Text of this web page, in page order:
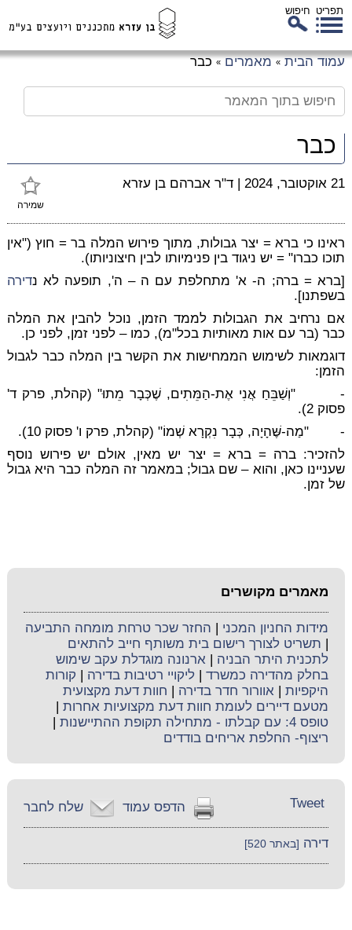
תפריט חיפוש
עמוד הבית » מאמרים » כבר
כבר
שמירה
21 אוקטובר, 2024 | ד"ר אברהם בן עזרא
ראינו כי ברא = יצר גבולות, מתוך פירוש המלה בר = חוץ ("אין
תוכו כברו" = יש ניגוד בין פנימיותו לבין חיצוניותו).
[ברא = ברה; ה- א' מתחלפת עם ה – ה', תופעה לא נדירה
בשפתנו].
אם נרחיב את הגבולות לממד הזמן, נוכל להבין את המלה
כבר (בר עם אות מאותיות בכל"מ), כמו – לפני זמן, לפני כן.
דוגמאות לשימוש הממחישות את הקשר בין המלה כבר לגבול
הזמן:
- "וְשַׁבֵּחַ אֲנִי אֶת-הַמֵּתִים, שֶׁכְּבָר מֵתוּ" (קהלת, פרק ד'
פסוק 2).
- "מַה-שֶּׁהָיָה, כְּבָר נִקְרָא שְׁמוֹ" (קהלת, פרק ו' פסוק 10).
להזכיר: ברה = ברא = יצר יש מאין, אולם יש פירוש נוסף
שעניינו כאן, והוא – שם גבול; במאמר זה המלה כבר היאגבול
של זמן.
מאמרים מקושרים
מידות החניון המכני
החזר שכר טרחת מומחה התביעה
תשריט לצורך רישום בית משותף חייב להתאים
לתכנית היתר הבניה |ארנונה מוגדלת עקב שימוש
בחלק מהדירה כמשרד
ליקויי רטיבות בדירה
קורות
היקפיות |אוורור חדר בדירה
חוות דעת מקצועית
מטעם דיירים לעומת חוות דעת מקצועיות אחרות
טופס 4: עם קבלתו - מתחילה תקופת ההתיישנות
ריצוף- החלפת אריחים בודדים
שלח לחבר הדפס עמוד Tweet
דירה [באתר 520]